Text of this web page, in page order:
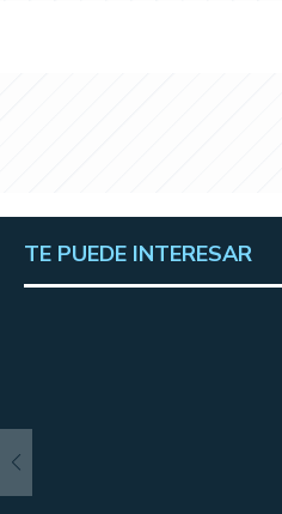
TE PUEDE INTERESAR